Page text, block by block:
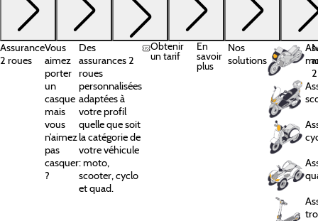
Assurance
2 roues
Vous
aimez
porter
un
casque
mais
vous
n’aimez
pas
casquer
?
Des
assurances 2
roues
personnalisées
adaptées à
votre profil
quelle que soit
la catégorie de
votre véhicule
: moto,
scooter, cyclo
et quad.
Obtenir
un tarif
En
savoir
plus
Nos
solutions